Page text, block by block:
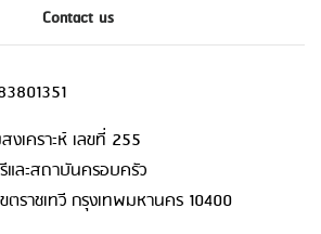
Contact us
เคราะห์ เลขที่ 255
ละสถาบันครอบครัว
ตราชเทวี กรุงเทพมหานคร 10400